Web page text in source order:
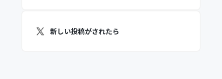
新しい投稿がされたら